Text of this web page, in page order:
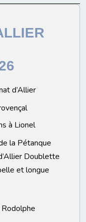
d’Allier
à Lionel
la Pétanque
Doublette
et longue